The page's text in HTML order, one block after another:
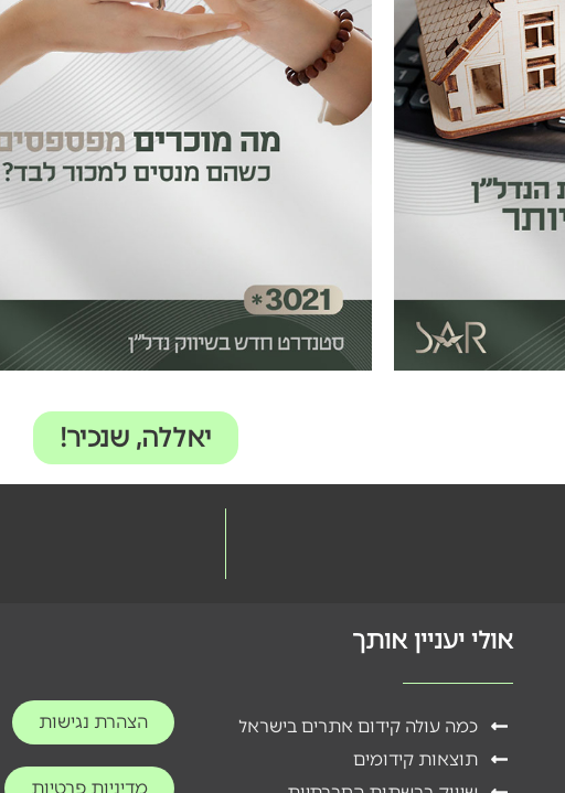
יאללה, שנכיר!
אולי יעניין אותך
כמה עולה קידום אתרים בישראל
תוצאות קידומים
הצהרת נגישות
מדיניות פרטיות